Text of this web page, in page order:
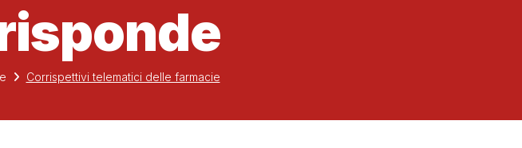
Corrispettivi telematici delle farmacie